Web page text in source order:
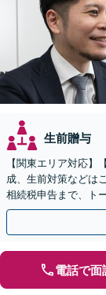
生前贈与
【関東エリア対応
成、生前対策などは
相続税申告まで、ト
ニケーション◎お気
電話で面